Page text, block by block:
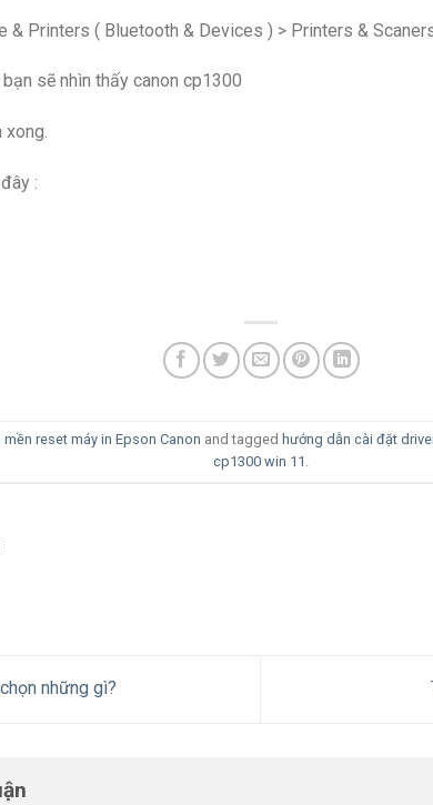
& Printers ( Bluetooth & Devices ) > Printers &
sẽ nhìn thấy canon cp1300
xong.
:
mền reset máy in Epson Canon and tagged hướng dẫn cài đặt
cp1300 win 11 .
những gì?